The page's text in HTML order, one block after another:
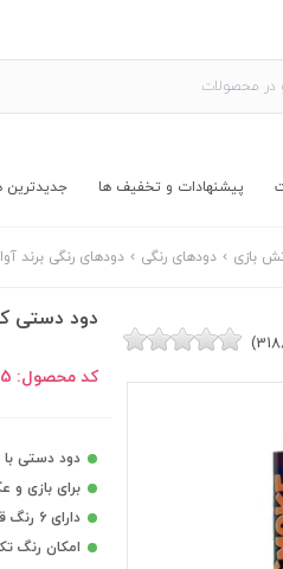
پیشنهادات و تخفیف ها جدیدترین
بازی دودهای رنگی دودهای رنگی برند
دود دستی
کد محصول:
دود دستی
برای بازی و
دارای 6 رنگ قرمز ،زرد ،سبز،نارنجی،بنفش،صورتی
امکان رنگ